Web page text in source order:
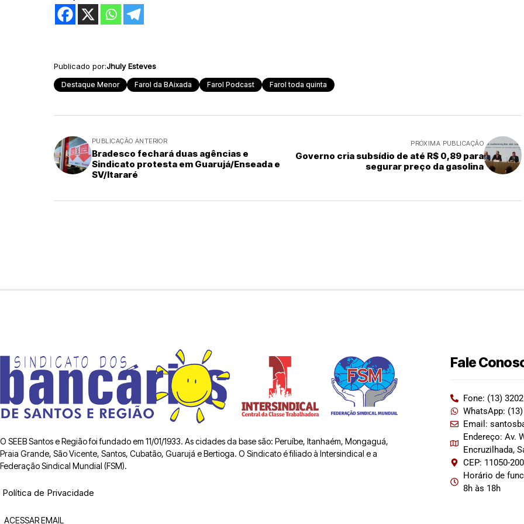
Publicado por:Jhuly Esteves
Destaque Menor Farol da BAixada Farol Podcast Farol toda quinta
PUBLICAÇÃO ANTERIOR
Bradesco fechará duas agências e
Sindicato protesta em Guarujá/Enseada e
SV/Itararé
PRÓXIMA PUBLICAÇÃO
Governo cria subsídio de até R$ 0,89 para
segurar preço da gasolina
O SEEB Santos e Região foi fundado em 11/01/1933. As cidades da base são: Peruíbe, Itanhaém, Mongaguá,
Praia Grande, São Vicente, Santos, Cubatão, Guarujá e Bertioga. O Sindicato é filiado à Intersindical e a
Federação Sindical Mundial (FSM).
Política de Privacidade
ACESSAR EMAIL
Fale
Fone: (13)
WhatsApp:
Email:
Endereço: Av.
Encruzilhada,
CEP: 11050-200
Horário de
8h às 18h